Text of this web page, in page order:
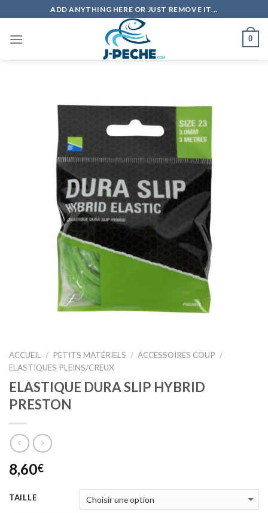
to
content
ADD ANYTHING HERE OR JUST REMOVE IT...
0
ACCUEIL / PETITS MATÉRIELS / ACCESSOIRES COUP /
ELASTIQUES PLEINS/CREUX
ELASTIQUE DURA SLIP HYBRID
PRESTON
8,60€
TAILLE